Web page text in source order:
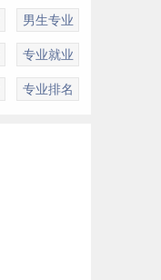
男生专业
专业就业
专业排名